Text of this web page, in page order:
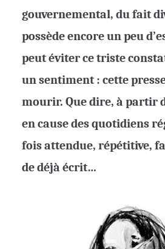
gouvernemental, du fait
possède encore un peu
peut éviter ce triste
un sentiment : cette
mourir. Que dire, à partir
en cause des quotidiens
fois attendue, répétitive,
de déjà écrit…